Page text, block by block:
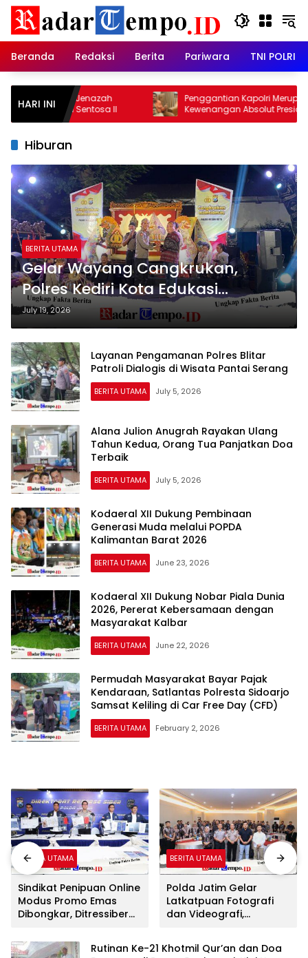
Skip
content
Beranda
Redaksi Berita Pariwara TNI POLRI
HARI INI
Jenazah
Sentosa II
Penggantian Kapolri Merupakan
Kewenangan Absolut Presiden, Prof
Juanda: Jangan Sampai
Hiburan
BERITA UTAMA
Gelar Wayang Cangkrukan,
Polres Kediri Kota Edukasi
Kamtibmas Lewat Seni Budaya
July 19, 2026
Layanan Pengamanan Polres Blitar
Patroli Dialogis di Wisata Pantai Serang
BERITA UTAMA July 5, 2026
Alana Julion Anugrah Rayakan Ulang
Tahun Kedua, Orang Tua Panjatkan Doa
Terbaik
BERITA UTAMA July 5, 2026
Kodaeral XII Dukung Pembinaan
Generasi Muda melalui POPDA
Kalimantan Barat 2026
BERITA UTAMA June 23, 2026
Kodaeral XII Dukung Nobar Piala Dunia
2026, Pererat Kebersamaan dengan
Masyarakat Kalbar
BERITA UTAMA June 22, 2026
Permudah Masyarakat Bayar Pajak
Kendaraan, Satlantas Polresta Sidoarjo
Samsat Keliling di Car Free Day (CFD)
BERITA UTAMA February 2, 2026
BERITA UTAMA
Sindikat Penipuan Online
Modus Promo Emas
Dibongkar, Ditressiber
Lima Tersangka, Empat
Beraksi dari Dalam
BERITA UTAMA
Polda Jatim Gelar
Latkatpuan Fotografi
dan Videografi,
Rutinan Ke-21 Khotmil Qur’an dan Doa